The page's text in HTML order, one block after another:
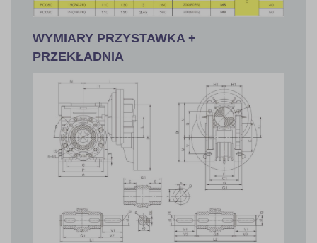
WYMIARY PRZYSTAWKA +
PRZEKŁADNIA